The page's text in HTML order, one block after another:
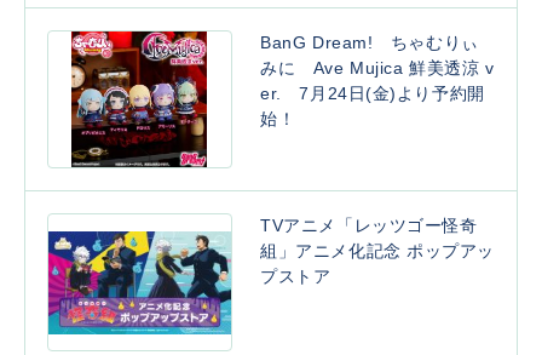
BanG Dream! ちゃむりぃ
みに Ave Mujica 鮮美透涼 v
er. 7月24日(金)より予約開
始！
TVアニメ「レッツゴー怪奇
組」アニメ化記念 ポップアッ
プストア